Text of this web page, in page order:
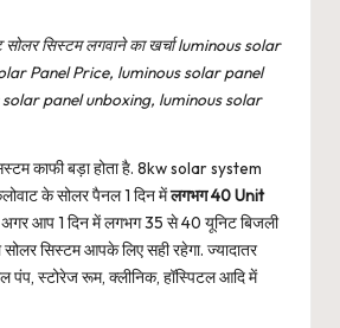
सोलर सिस्टम लगवाने का खर्चा luminous solar
Panel Price, luminous solar panel
panel unboxing, luminous solar
काफी बड़ा होता है. 8kw solar system
के सोलर पैनल 1 दिन मेंलगभग 40 Unit
अगर आप 1 दिन में लगभग 35 से 40 यूनिट बिजली
सिस्टम आपके लिए सही रहेगा. ज्यादातर
पंप, स्टोरेज रूम, क्लीनिक, हॉस्पिटल आदि में